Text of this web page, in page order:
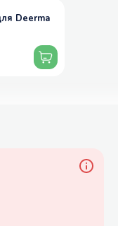
Deerma